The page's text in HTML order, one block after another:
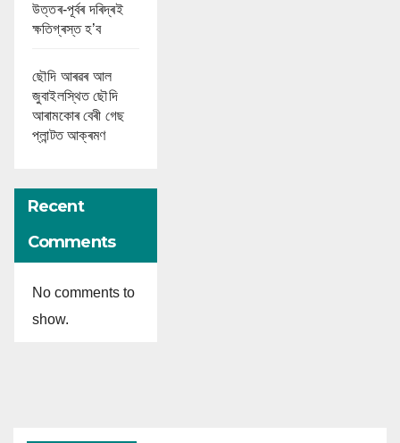
উত্তৰ-পূৰ্বৰ দৰিদ্ৰই
ক্ষতিগ্ৰস্ত হ’ব
ছৌদি আৰৱৰ আল
জুবাইলস্থিত ছৌদি
আৰামকোৰ বেৰী গেছ
প্লান্টত আক্ৰমণ
Recent
Comments
No comments to
show.